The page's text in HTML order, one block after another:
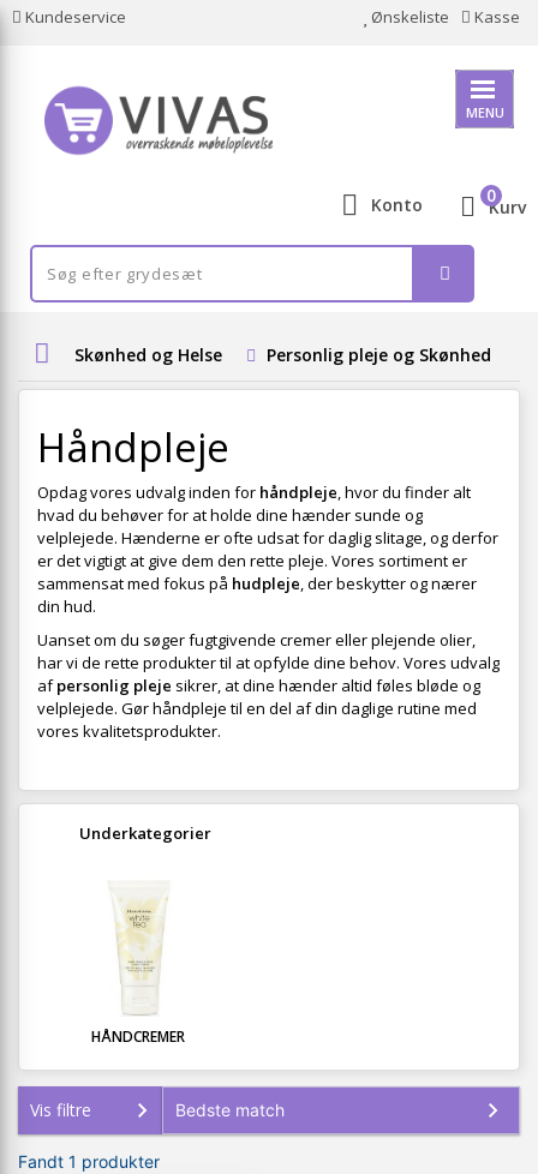
Kundeservice Ønskeliste Kasse
MENU
Konto Kurv
0
Skønhed og Helse Personlig pleje og Skønhed
Håndpleje
Opdag vores udvalg inden for håndpleje, hvor du finder alt
hvad du behøver for at holde dine hænder sunde og
velplejede. Hænderne er ofte udsat for daglig slitage, og derfor
er det vigtigt at give dem den rette pleje. Vores sortiment er
sammensat med fokus på hudpleje, der beskytter og nærer
din hud.
Uanset om du søger fugtgivende cremer eller plejende olier,
har vi de rette produkter til at opfylde dine behov. Vores udvalg
afpersonlig pleje sikrer, at dine hænder altid føles bløde og
velplejede. Gør håndpleje til en del af din daglige rutine med
vores kvalitetsprodukter.
Underkategorier
HÅNDCREMER
Vis filtre
Fandt 1 produkter